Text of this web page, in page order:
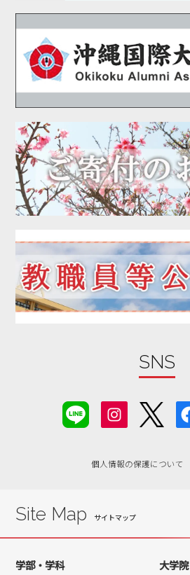
SNS
個人情報の保護について
Site Map
学部・学科 大学院